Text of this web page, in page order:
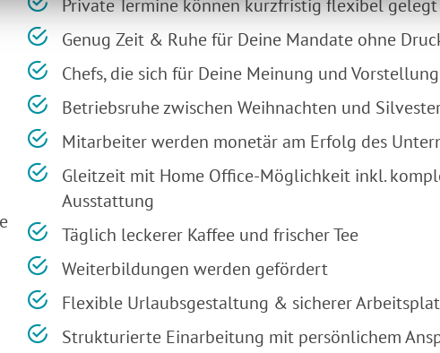
Private Termine können kurzfristig flexibel
Genug Zeit & Ruhe für Deine Mandate ohne
Chefs, die sich für Deine Meinung und
Betriebsruhe zwischen Weihnachten und
Mitarbeiter werden monetär am Erfolg des
Gleitzeit mit Home Office-Möglichkeit inkl.
Ausstattung
Täglich leckerer Kaffee und frischer Tee
Weiterbildungen werden gefördert
Flexible Urlaubsgestaltung & sicherer
Strukturierte Einarbeitung mit persönlichem